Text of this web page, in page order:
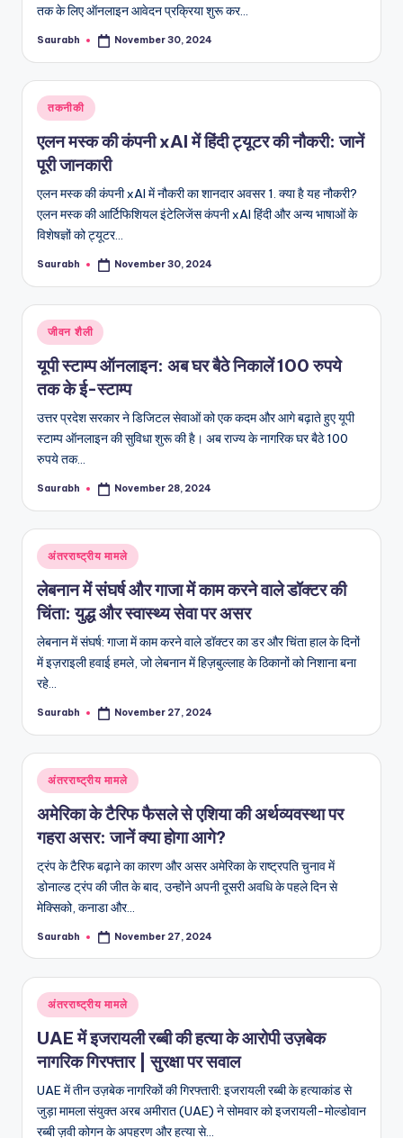
तक के लिए ऑनलाइन आवेदन प्रक्रिया शुरू कर…
Posted
Saurabh November 30, 2024
Posted
in
तकनीकी
एलन मस्क की कंपनी xAI में हिंदी ट्यूटर की नौकरी: जानें
पूरी जानकारी
एलन मस्क की कंपनी xAI में नौकरी का शानदार अवसर 1. क्या है यह नौकरी?
एलन मस्क की आर्टिफिशियल इंटेलिजेंस कंपनी xAI हिंदी और अन्य भाषाओं के
विशेषज्ञों को ट्यूटर…
Posted
Saurabh November 30, 2024
Posted
in
जीवन शैली
यूपी स्टाम्प ऑनलाइन: अब घर बैठे निकालें 100 रुपये
तक के ई-स्टाम्प
उत्तर प्रदेश सरकार ने डिजिटल सेवाओं को एक कदम और आगे बढ़ाते हुए यूपी
स्टाम्प ऑनलाइन की सुविधा शुरू की है। अब राज्य के नागरिक घर बैठे 100
रुपये तक…
Posted
Saurabh November 28, 2024
Posted
in
अंतरराष्ट्रीय मामले
लेबनान में संघर्ष और गाजा में काम करने वाले डॉक्टर की
चिंता: युद्ध और स्वास्थ्य सेवा पर असर
लेबनान में संघर्ष: गाजा में काम करने वाले डॉक्टर का डर और चिंता हाल के दिनों
में इज़राइली हवाई हमले, जो लेबनान में हिज़बुल्लाह के ठिकानों को निशाना बना
रहे…
Posted
Saurabh November 27, 2024
Posted
in
अंतरराष्ट्रीय मामले
अमेरिका के टैरिफ फैसले से एशिया की अर्थव्यवस्था पर
गहरा असर: जानें क्या होगा आगे?
ट्रंप के टैरिफ बढ़ाने का कारण और असर अमेरिका के राष्ट्रपति चुनाव में
डोनाल्ड ट्रंप की जीत के बाद, उन्होंने अपनी दूसरी अवधि के पहले दिन से
मेक्सिको, कनाडा और…
Posted
Saurabh November 27, 2024
Posted
in
अंतरराष्ट्रीय मामले
UAE में इजरायली रब्बी की हत्या के आरोपी उज़बेक
नागरिक गिरफ्तार | सुरक्षा पर सवाल
UAE में तीन उज़बेक नागरिकों की गिरफ्तारी: इजरायली रब्बी के हत्याकांड से
जुड़ा मामला संयुक्त अरब अमीरात (UAE) ने सोमवार को इजरायली-मोल्डोवान
रब्बी ज़वी कोगन के अपहरण और हत्या से…